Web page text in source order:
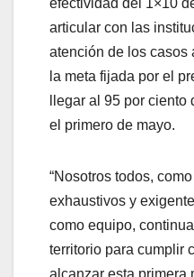
efectividad del 1×10
articular con las
atención de los casos
la meta fijada por el
llegar al 95 por
el primero de mayo.
“Nosotros todos,
exhaustivos y
como equipo,
territorio para cumplir